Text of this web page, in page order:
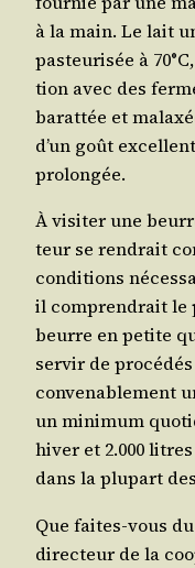
à la main. Le lait
pas­teu­ri­sée à
tion avec des
barat­tée et
d’un goût
prolongée.
À visi­ter une
teur se ren­drait
condi­tions
il com­pren­drait le
beurre en petite
ser­vir de
conve­na­ble­ment
un mini­mum
hiver et 2.000
dans la plu­part
Que faites-vous
direc­teur de la